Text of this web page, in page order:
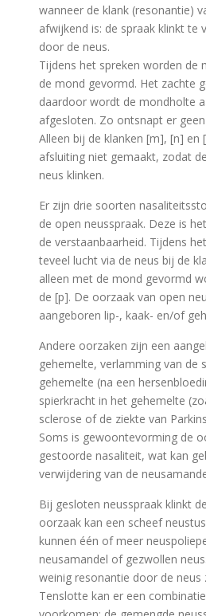
wanneer de klank (resonantie)
afwijkend is: de spraak klinkt te
door de neus.
Tijdens het spreken worden de
de mond gevormd. Het zachte
daardoor wordt de mondholte
afgesloten. Zo ontsnapt er
Alleen bij de klanken [m], [n] en
afsluiting niet gemaakt, zodat
neus klinken.
Er zijn drie soorten
de open neusspraak. Deze is
de verstaanbaarheid. Tijdens
teveel lucht via de neus bij de
alleen met de mond gevormd
de [p]. De oorzaak van open
aangeboren lip-, kaak- en/of
Andere oorzaken zijn een
gehemelte, verlamming van de
gehemelte (na een
spierkracht in het gehemelte
sclerose of de ziekte van
Soms is gewoontevorming de
gestoorde nasaliteit, wat kan
verwijdering van de
Bij gesloten neusspraak klinkt
oorzaak kan een scheef
kunnen één of meer
neusamandel of gezwollen
weinig resonantie door de neus
Tenslotte kan er een